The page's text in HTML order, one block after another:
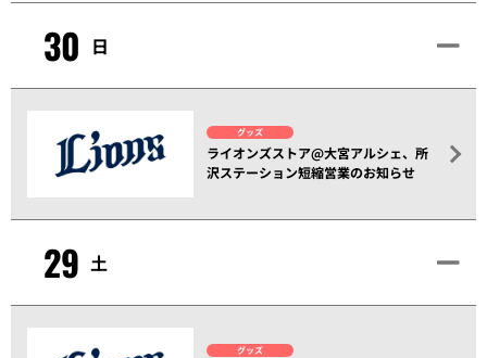
30 日
グッズ
ライオンズストア@大宮アルシェ、所
沢ステーション短縮営業のお知らせ
29 土
グッズ